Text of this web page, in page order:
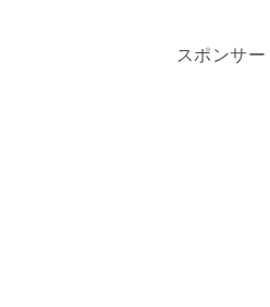
スポンサ